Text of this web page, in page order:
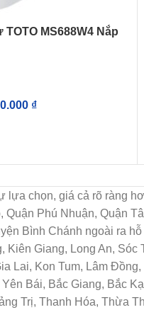
MS688W4 Nắp
₫
chọn, giá cả rõ ràng
Phú Nhuận, Quận
Bình Chánh ngoài ra
Giang, Long An,
Lai, Kon Tum, Lâm
Bái, Bắc Giang, Bắc
Trị, Thanh Hóa, Thừa